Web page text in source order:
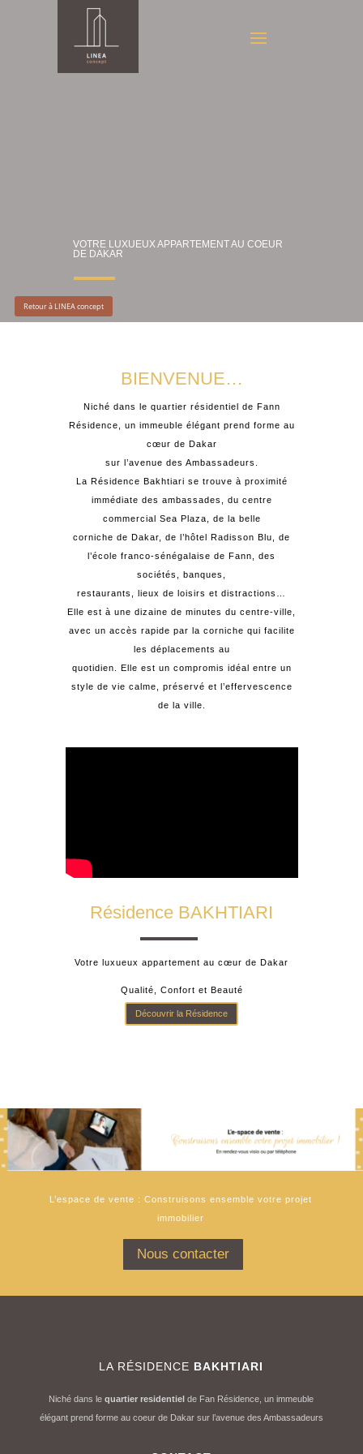
VOTRE LUXUEUX APPARTEMENT AU COEUR
DE DAKAR
Retour à LINEA concept
BIENVENUE…
Niché dans le quartier résidentiel de Fann
Résidence, un immeuble élégant prend forme au
cœur de Dakar
sur l’avenue des Ambassadeurs.
La Résidence Bakhtiari se trouve à proximité
immédiate des ambassades, du centre
commercial Sea Plaza, de la belle
corniche de Dakar, de l’hôtel Radisson Blu, de
l’école franco-sénégalaise de Fann, des
sociétés, banques,
restaurants, lieux de loisirs et distractions…
Elle est à une dizaine de minutes du centre-ville,
avec un accès rapide par la corniche qui facilite
les déplacements au
quotidien. Elle est un compromis idéal entre un
style de vie calme, préservé et l’effervescence
de la ville.
Résidence BAKHTIARI
Votre luxueux appartement au cœur de Dakar
Qualité, Confort et Beauté
Découvrir la Résidence
L’espace de vente : Construisons ensemble votre projet
immobilier
Nous contacter
LA RÉSIDENCE BAKHTIARI
Niché dans le quartier residentiel de Fan Résidence, un immeuble
élégant prend forme au coeur de Dakar sur l’avenue des Ambassadeurs